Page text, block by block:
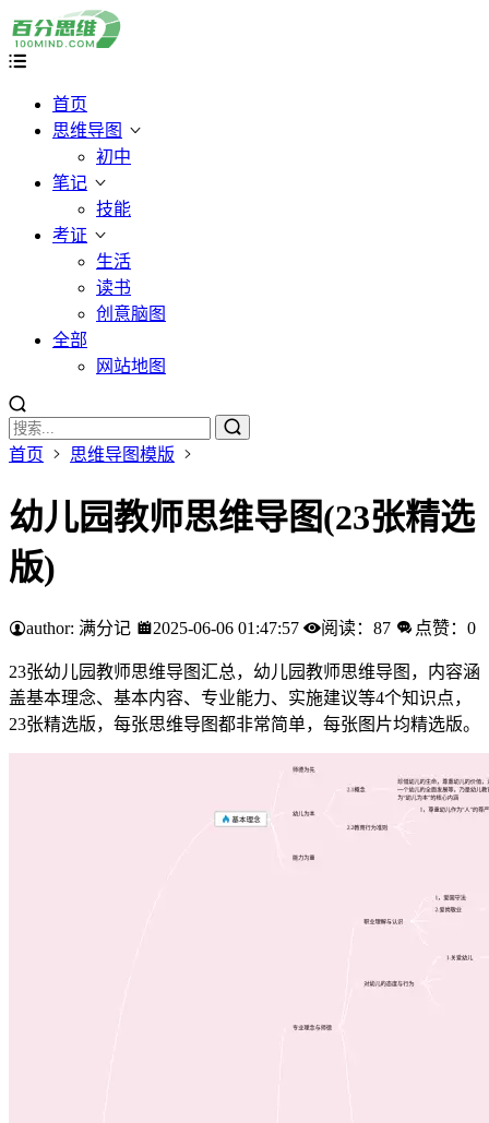
首页
思维导图
初中
笔记
技能
考证
生活
读书
创意脑图
全部
网站地图
首页 思维导图模版
幼儿园教师思维导图(23张精选
版)
author: 满分记 2025-06-06 01:47:57 阅读：87 点赞：0
23张幼儿园教师思维导图汇总，幼儿园教师思维导图，内容涵
盖基本理念、基本内容、专业能力、实施建议等4个知识点，
23张精选版，每张思维导图都非常简单，每张图片均精选版。